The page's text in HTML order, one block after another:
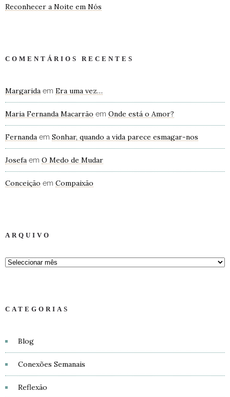
Reconhecer a Noite em Nós
COMENTÁRIOS RECENTES
Margarida em Era uma vez…
Maria Fernanda Macarrão em Onde está o Amor?
Fernanda em Sonhar, quando a vida parece esmagar-nos
Josefa em O Medo de Mudar
Conceição em Compaixão
ARQUIVO
CATEGORIAS
Blog
Conexões Semanais
Reflexão